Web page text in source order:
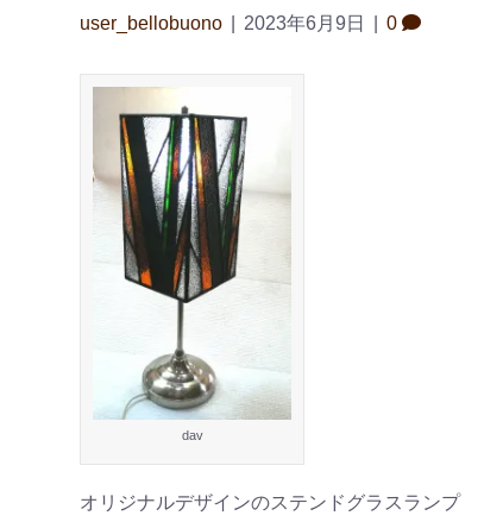
user_bellobuono 2023年6月9日 0
dav
オリジナルデザインのステンドグラスランプ